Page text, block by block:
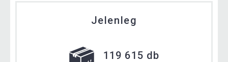
Jelenleg
119 615 db